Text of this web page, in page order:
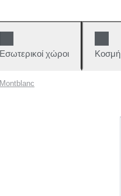
Εσωτερικοί χώροι